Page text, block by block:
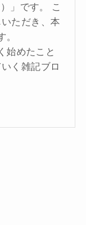
」です。 こ
ただき、本
始めたこと
く雑記ブロ